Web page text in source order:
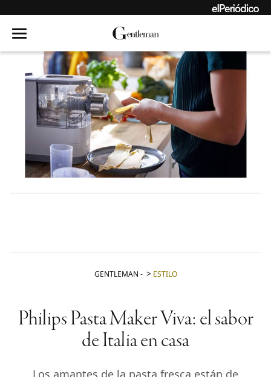
GENTLEMAN - ESTILO
Philips Pasta Maker Viva: el sabor
de Italia en casa
Los amantes de la pasta fresca están de